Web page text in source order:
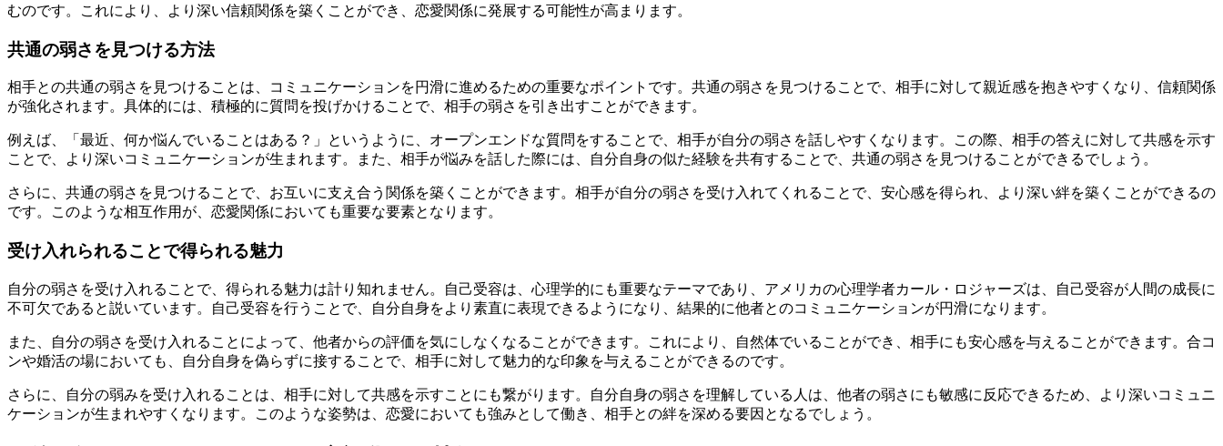
むのです。これにより、より深い信頼関係を築くことができ、恋愛関係に発展する可能性が高まります。
共通の弱さを見つける方法
相手との共通の弱さを見つけることは、コミュニケーションを円滑に進めるための重要なポイントです。共通の弱さを見つけることで、相手に対して親近感を抱きやすくなり、信頼関係
が強化されます。具体的には、積極的に質問を投げかけることで、相手の弱さを引き出すことができます。
例えば、「最近、何か悩んでいることはある？」というように、オープンエンドな質問をすることで、相手が自分の弱さを話しやすくなります。この際、相手の答えに対して共感を示す
ことで、より深いコミュニケーションが生まれます。また、相手が悩みを話した際には、自分自身の似た経験を共有することで、共通の弱さを見つけることができるでしょう。
さらに、共通の弱さを見つけることで、お互いに支え合う関係を築くことができます。相手が自分の弱さを受け入れてくれることで、安心感を得られ、より深い絆を築くことができるの
です。このような相互作用が、恋愛関係においても重要な要素となります。
受け入れられることで得られる魅力
自分の弱さを受け入れることで、得られる魅力は計り知れません。自己受容は、心理学的にも重要なテーマであり、アメリカの心理学者カール・ロジャーズは、自己受容が人間の成長に
不可欠であると説いています。自己受容を行うことで、自分自身をより素直に表現できるようになり、結果的に他者とのコミュニケーションが円滑になります。
また、自分の弱さを受け入れることによって、他者からの評価を気にしなくなることができます。これにより、自然体でいることができ、相手にも安心感を与えることができます。合コ
ンや婚活の場においても、自分自身を偽らずに接することで、相手に対して魅力的な印象を与えることができるのです。
さらに、自分の弱みを受け入れることは、相手に対して共感を示すことにも繋がります。自分自身の弱さを理解している人は、他者の弱さにも敏感に反応できるため、より深いコミュニ
ケーションが生まれやすくなります。このような姿勢は、恋愛においても強みとして働き、相手との絆を深める要因となるでしょう。